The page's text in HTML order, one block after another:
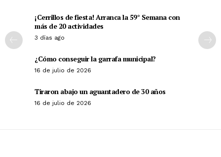
¡Cerrillos de fiesta! Arranca la 59° Semana con
más de 20 actividades
3 días ago
¿Cómo conseguir la garrafa municipal?
16 de julio de 2026
Tiraron abajo un aguantadero de 30 años
16 de julio de 2026